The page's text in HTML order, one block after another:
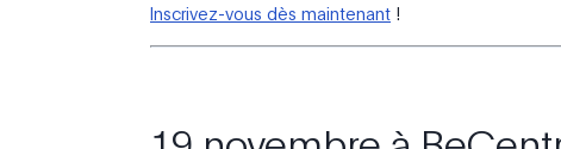
Inscrivez-vous dès maintenant !